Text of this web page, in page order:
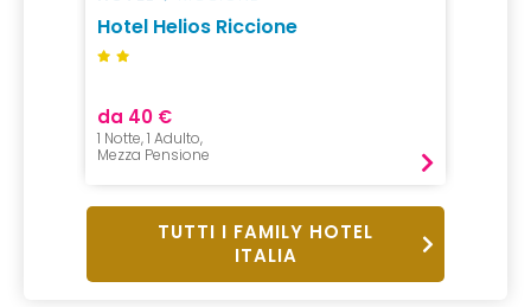
Hotel Helios Riccione
da 40 €
1 Notte, 1 Adulto,
Mezza Pensione
TUTTI I FAMILY HOTEL
ITALIA